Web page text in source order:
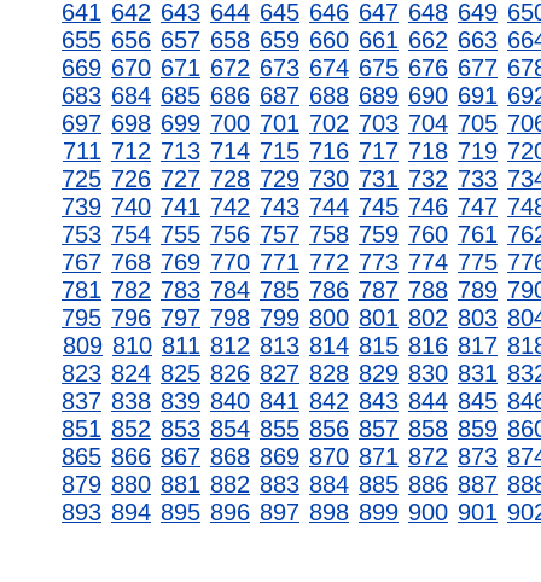
641 642 643 644 645 646 647 648 649
655 656 657 658 659 660 661 662 663
669 670 671 672 673 674 675 676 677
683 684 685 686 687 688 689 690 691
697 698 699 700 701 702 703 704 705
711 712 713 714 715 716 717 718 719
725 726 727 728 729 730 731 732 733
739 740 741 742 743 744 745 746 747
753 754 755 756 757 758 759 760 761
767 768 769 770 771 772 773 774 775
781 782 783 784 785 786 787 788 789
795 796 797 798 799 800 801 802 803
809 810 811 812 813 814 815 816 817
823 824 825 826 827 828 829 830 831
837 838 839 840 841 842 843 844 845
851 852 853 854 855 856 857 858 859
865 866 867 868 869 870 871 872 873
879 880 881 882 883 884 885 886 887
893 894 895 896 897 898 899 900 901